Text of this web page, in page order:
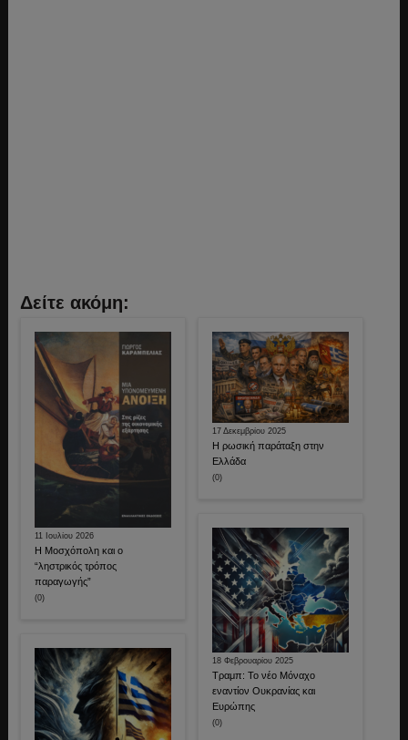
Δείτε ακόμη:
11 Ιουλίου 2026
Η Μοσχόπολη και ο
“ληστρικός τρόπος
παραγωγής”
(0)
17 Δεκεμβρίου 2025
Η ρωσική παράταξη στην
Ελλάδα
(0)
18 Φεβρουαρίου 2025
Τραμπ: Το νέο Μόναχο
εναντίον Ουκρανίας και
Ευρώπης
(0)